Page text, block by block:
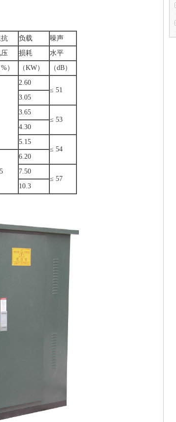
抗 负载
噪声
损耗
水平
%） （KW）
（dB）
2.60
≤ 51
3.05
3.65
≤ 53
4.30
5.15
≤ 54
6.20
7.50
≤ 57
10.3